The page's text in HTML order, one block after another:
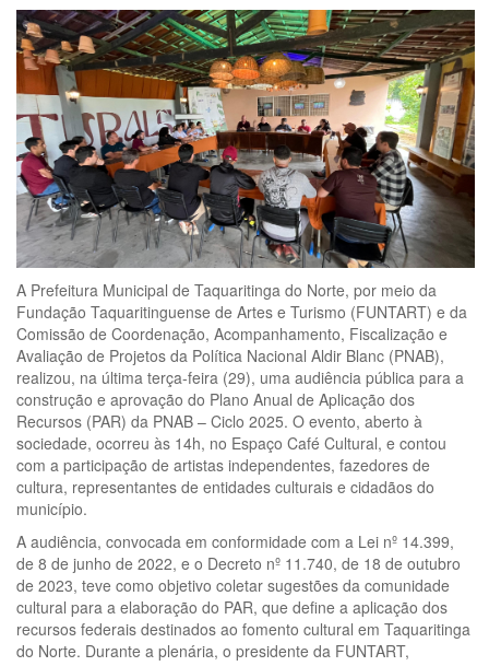
A Prefeitura Municipal de Taquaritinga do Norte, por meio da
Fundação Taquaritinguense de Artes e Turismo (FUNTART) e da
Comissão de Coordenação, Acompanhamento, Fiscalização e
Avaliação de Projetos da Política Nacional Aldir Blanc (PNAB),
realizou, na última terça-feira (29), uma audiência pública para a
construção e aprovação do Plano Anual de Aplicação dos
Recursos (PAR) da PNAB – Ciclo 2025. O evento, aberto à
sociedade, ocorreu às 14h, no Espaço Café Cultural, e contou
com a participação de artistas independentes, fazedores de
cultura, representantes de entidades culturais e cidadãos do
município.
A audiência, convocada em conformidade com a Lei nº 14.399,
de 8 de junho de 2022, e o Decreto nº 11.740, de 18 de outubro
de 2023, teve como objetivo coletar sugestões da comunidade
cultural para a elaboração do PAR, que define a aplicação dos
recursos federais destinados ao fomento cultural em Taquaritinga
do Norte. Durante a plenária, o presidente da FUNTART,